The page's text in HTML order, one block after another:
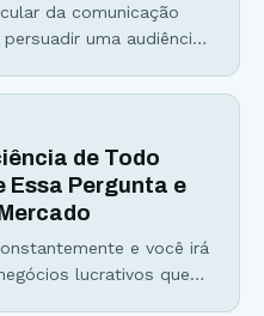
da comunicação
uma audiência
do Herói. Joseph
vezes explicando
de Todo
Essa Pergunta e
e você irá
lucrativos que